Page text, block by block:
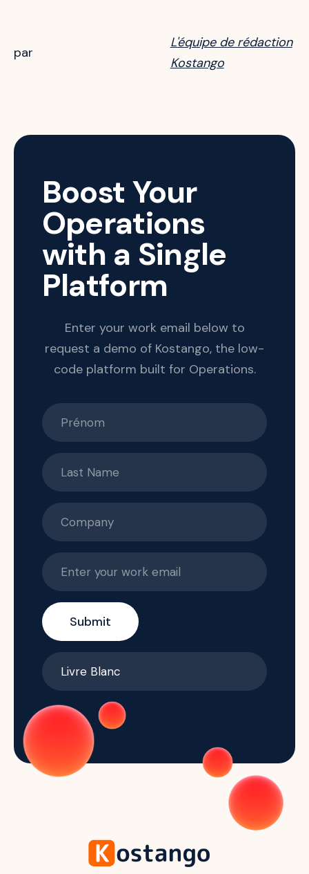
par
L'équipe de rédaction
Kostango
Boost Your
Operations
with a Single
Platform
Enter your work email below to
request a demo of Kostango, the low-
code platform built for Operations.